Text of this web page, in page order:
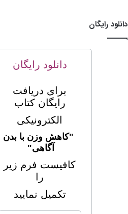
دانلود رایگان
دانلود رایگان
برای دریافت
رایگان کتاب
الکترونیکی
"کاهش وزن با بدن
آگاهی"
کافیست فرم زیر
را
تکمیل نمایید